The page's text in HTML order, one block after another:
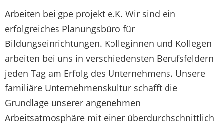
Arbeiten bei gpe projekt e.K. Wir sind ein
erfolgreiches Planungsbüro für
Bildungseinrichtungen. Kolleginnen und Kollegen
arbeiten bei uns in verschiedensten Berufsfeldern
jeden Tag am Erfolg des Unternehmens. Unsere
familiäre Unternehmenskultur schafft die
Grundlage unserer angenehmen
Arbeitsatmosphäre mit einer überdurchschnittlich